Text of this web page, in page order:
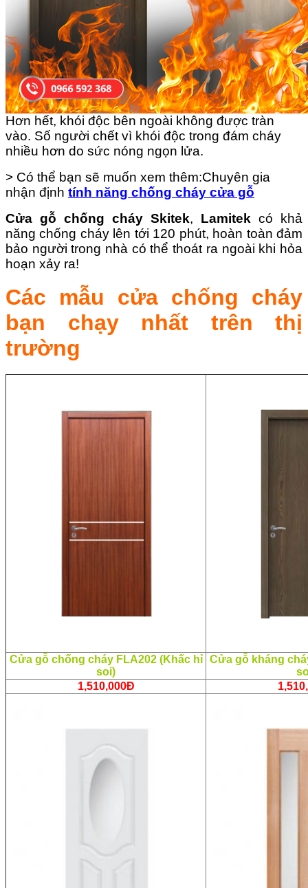
Hơn hết, khói độc bên ngoài không được tràn
vào. Số người chết vì khói độc trong đám cháy
nhiều hơn do sức nóng ngọn lửa.
> Có thể bạn sẽ muốn xem thêm:Chuyên gia
nhận định tính năng chống cháy cửa gỗ
Cửa gỗ chống cháy Skitek, Lamitek có khả
năng chống cháy lên tới 120 phút, hoàn toàn đảm
bảo người trong nhà có thể thoát ra ngoài khi hỏa
hoạn xảy ra!
Các mẫu cửa chống cháy
bạn chạy nhất trên thị
trường
Cửa gỗ chống cháy FLA202 (Khấc hỉ
soi)
Cửa gỗ kháng
1,510,000Đ